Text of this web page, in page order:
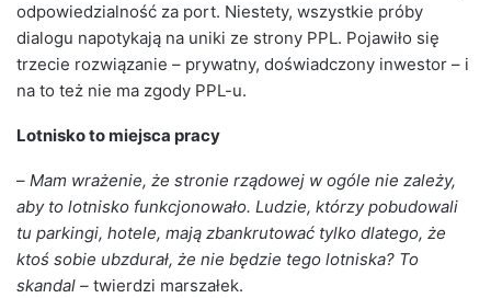
odpowiedzialność za port. Niestety, wszystkie próby
dialogu napotykają na uniki ze strony PPL. Pojawiło się
trzecie rozwiązanie – prywatny, doświadczony inwestor – i
na to też nie ma zgody PPL-u.
Lotnisko to miejsca pracy
– Mam wrażenie, że stronie rządowej w ogóle nie zależy,
aby to lotnisko funkcjonowało. Ludzie, którzy pobudowali
tu parkingi, hotele, mają zbankrutować tylko dlatego, że
ktoś sobie ubzdurał, że nie będzie tego lotniska? To
skandal – twierdzi marszałek.